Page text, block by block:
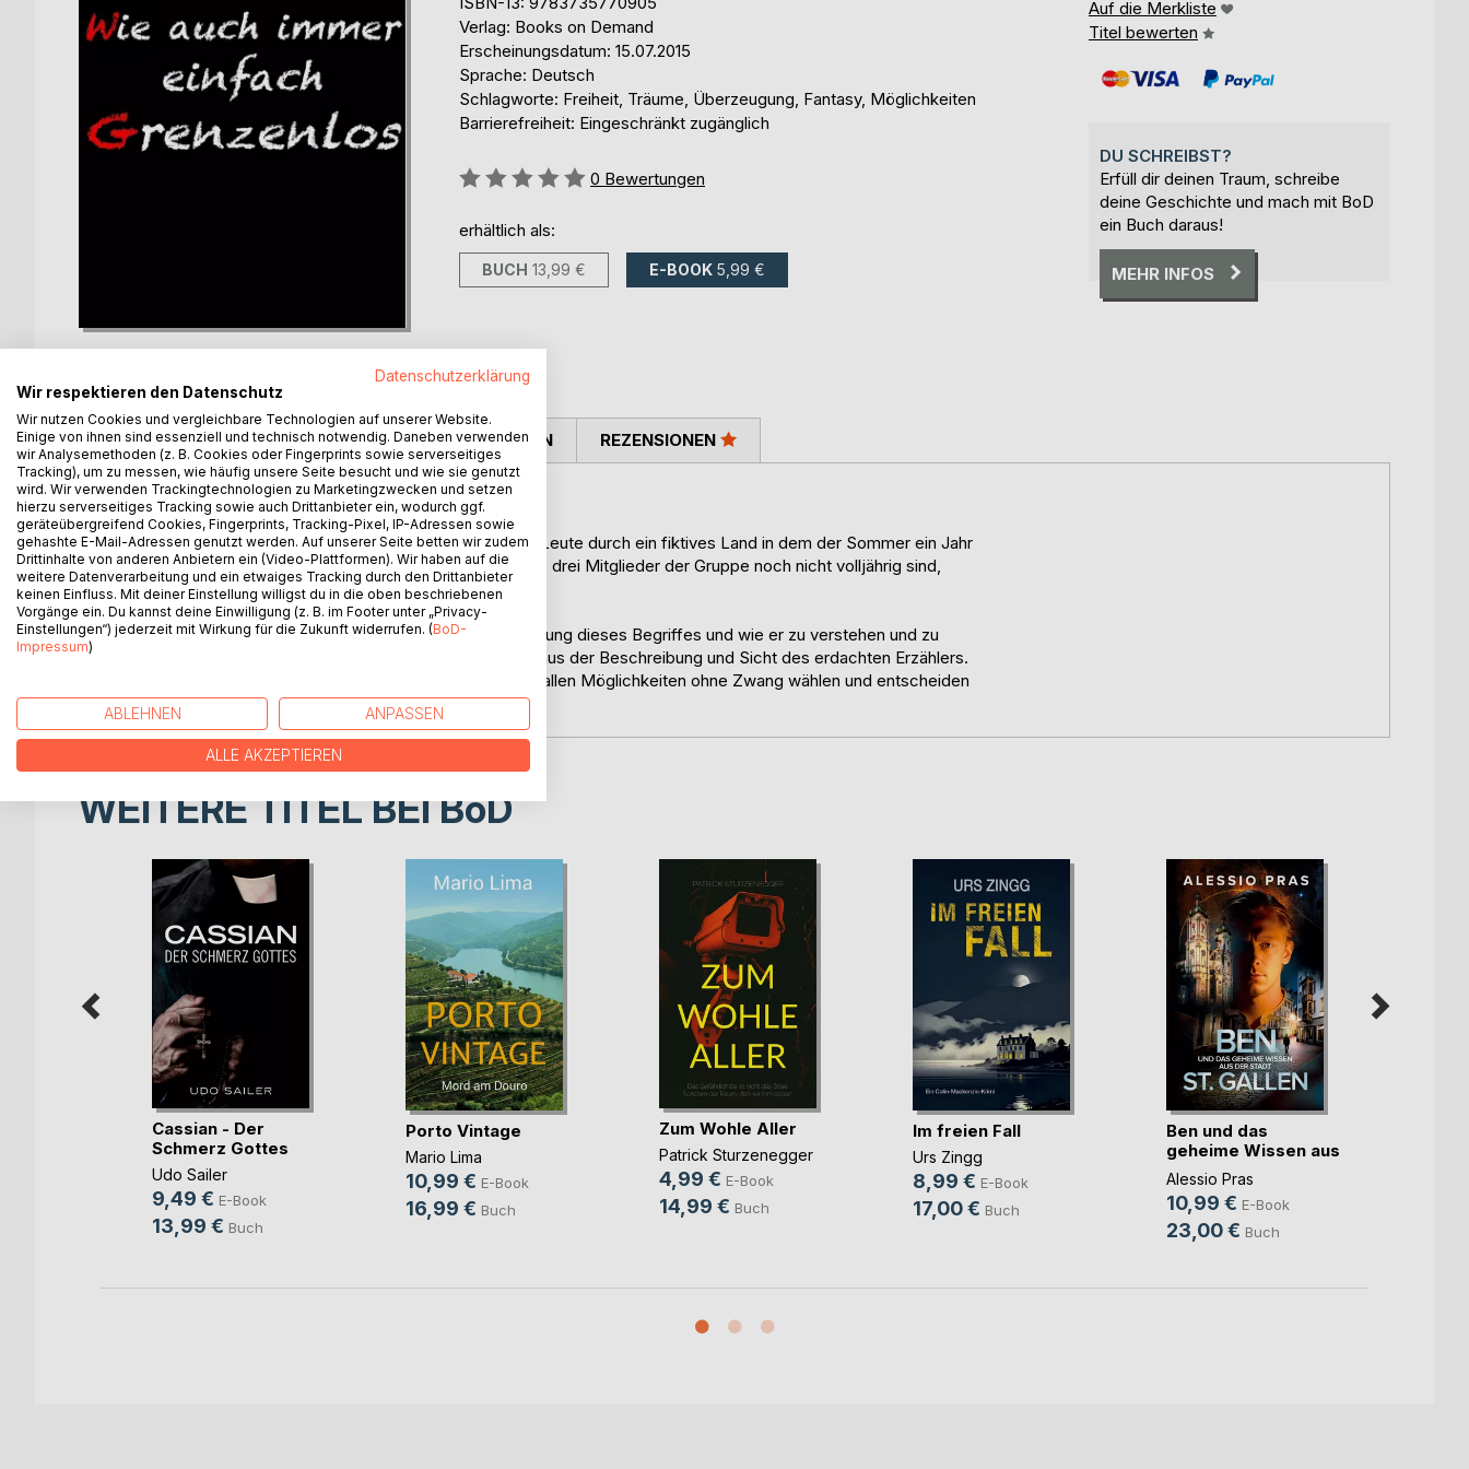
Verlag: Books on Demand
Erscheinungsdatum: 15.07.2015
Sprache: Deutsch
Schlagworte: Freiheit, Träume, Überzeugung, Fantasy, Möglichkeiten
Barrierefreiheit: Eingeschränkt zugänglich
Bewertung::
0 Bewertungen
erhältlich als:
BUCH 13,99 € E-BOOK 5,99 €
Auf die Merkliste
Titel bewerten
DU SCHREIBST?
Erfüll dir deinen Traum, schreibe
deine Geschichte und mach mit BoD
ein Buch daraus!
MEHR INFOS
BESCHREIBUNG
Wie auch immer einfach Grenzenlos
Dieser Roman beschreibt die Reise einer Gruppe Junger Leute durch ein fiktives Land in dem der Sommer ein Jahr
andauert. Aufgrund ihrer Vergehen und die Tatsache, dass drei Mitglieder der Gruppe noch nicht volljährig sind,
werden sie von den örtlichen Behörden verfolgt.
Das Thema des Buches ist die Freiheit. Die wahre Bedeutung dieses Begriffes und wie er zu verstehen und zu
leben ist. Es stellt mögliche Meinungen des Themas dar, aus der Beschreibung und Sicht des erdachten Erzählers.
Freiheit wird direkt definiert als die Möglichkeit zwischen allen Möglichkeiten ohne Zwang wählen und entscheiden
zu können. Es ist die Autonomie eines Subjektes.
AUTOR/IN PRESSESTIMMEN REZENSIONEN
WEITERE TITEL BEIBoD
Cassian - Der
Schmerz Gottes
Udo Sailer
9,49 € E-Book
13,99 € Buch
Porto Vintage
Mario Lima
10,99 € E-Book
16,99 € Buch
Zum Wohle Aller
Patrick Sturzenegger
4,99 € E-Book
14,99 € Buch
Im freien Fall
Urs Zingg
8,99 € E-Book
17,00 € Buch
Ben und das
geheime Wissen aus
der(...)
Alessio Pras
10,99 € E-Book
23,00 € Buch
Datenschutzerklärung
Wir respektieren den Datenschutz
Wir nutzen Cookies und vergleichbare Technologien auf unserer Website.
Einige von ihnen sind essenziell und technisch notwendig. Daneben verwenden
wir Analysemethoden (z. B. Cookies oder Fingerprints sowie serverseitiges
Tracking), um zu messen, wie häufig unsere Seite besucht und wie sie genutzt
wird. Wir verwenden Trackingtechnologien zu Marketingzwecken und setzen
hierzu serverseitiges Tracking sowie auch Drittanbieter ein, wodurch ggf.
geräteübergreifend Cookies, Fingerprints, Tracking-Pixel, IP-Adressen sowie
gehashte E-Mail-Adressen genutzt werden. Auf unserer Seite betten wir zudem
Drittinhalte von anderen Anbietern ein (Video-Plattformen). Wir haben auf die
weitere Datenverarbeitung und ein etwaiges Tracking durch den Drittanbieter
keinen Einfluss. Mit deiner Einstellung willigst du in die oben beschriebenen
Vorgänge ein. Du kannst deine Einwilligung (z. B. im Footer unter „Privacy-
Einstellungen“) jederzeit mit Wirkung für die Zukunft widerrufen. (BoD-
Impressum)
ABLEHNEN ANPASSEN
ALLE AKZEPTIEREN